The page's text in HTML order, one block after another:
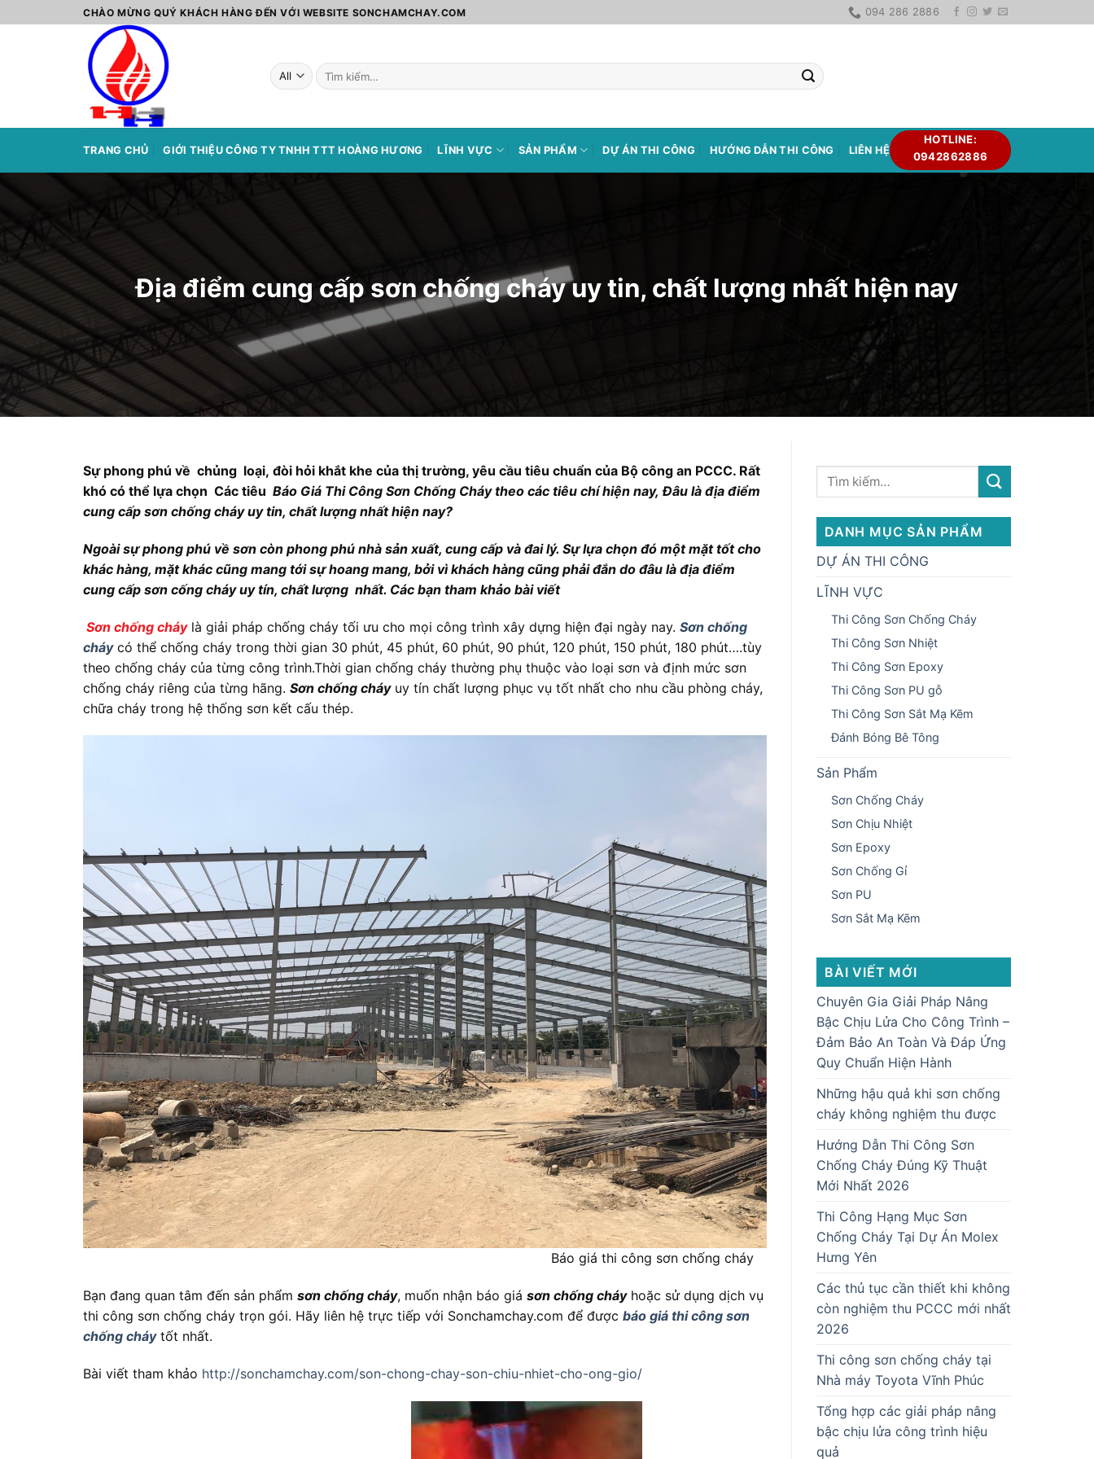
to
CHÀO MỪNG QUÝ KHÁCH HÀNG ĐẾN VỚI WEBSITE SONCHAMCHAY.COM 094 286 2886
Tìm
kiếm:
TRANG CHỦ GIỚI THIỆU CÔNG TY TNHH TTT HOÀNG HƯƠNG LĨNH VỰC SẢN PHẨM DỰ ÁN THI CÔNG HƯỚNG DẪN THI CÔNG LIÊN HỆ
HOTLINE:
0942862886
Địa điểm cung cấp sơn chống cháy uy tin, chất lượng nhất hiện nay
Sự phong phú về chủng loại, đòi hỏi khắt khe của thị trường, yêu cầu tiêu chuẩn của Bộ công an PCCC. Rất
khó có thể lựa chọn Các tiêu Báo Giá Thi Công Sơn Chống Cháy theo các tiêu chí hiện nay, Đâu là địa điểm
cung cấp sơn chống cháy uy tin, chất lượng nhất hiện nay?
Ngoài sự phong phú về sơn còn phong phú nhà sản xuất, cung cấp và đai lý. Sự lựa chọn đó một mặt tốt cho
khác hàng, mặt khác cũng mang tới sự hoang mang, bởi vì khách hàng cũng phải đắn do đâu là địa điểm
cung cấp sơn cống cháy uy tín, chất lượng nhất. Các bạn tham khảo bài viết
Sơn chống cháylà giải pháp chống cháy tối ưu cho mọi công trình xây dựng hiện đại ngày nay. Sơn chống
cháycó thể chống cháy trong thời gian 30 phút, 45 phút, 60 phút, 90 phút, 120 phút, 150 phút, 180 phút….tùy
theo chống cháy của từng công trình.Thời gian chống cháy thường phụ thuộc vào loại sơn và định mức sơn
chống cháy riêng của từng hãng. Sơn chống cháyuy tín chất lượng phục vụ tốt nhất cho nhu cầu phòng cháy,
chữa cháy trong hệ thống sơn kết cấu thép.
Báo giá thi công sơn chống cháy
Bạn đang quan tâm đến sản phẩm sơn chống cháy, muốn nhận báo giá sơn chống cháyhoặc sử dụng dịch vụ
thi công sơn chống cháy trọn gói. Hãy liên hệ trực tiếp với Sonchamchay.com để được báo giá thi công sơn
chống cháytốt nhất.
Bài viết tham khảo http://sonchamchay.com/son-chong-chay-son-chiu-nhiet-cho-ong-gio/
DANH MỤC SẢN PHẨM
DỰ ÁN THI CÔNG
LĨNH VỰC
Thi Công Sơn Chống Cháy
Thi Công Sơn Nhiệt
Thi Công Sơn Epoxy
Thi Công Sơn PU gỗ
Thi Công Sơn Sắt Mạ Kẽm
Đánh Bóng Bê Tông
Sản Phẩm
Sơn Chống Cháy
Sơn Chịu Nhiệt
Sơn Epoxy
Sơn Chống Gỉ
Sơn PU
Sơn Sắt Mạ Kẽm
BÀI VIẾT MỚI
Chuyên Gia Giải Pháp Nâng
Bậc Chịu Lửa Cho Công Trình –
Đảm Bảo An Toàn Và Đáp Ứng
Quy Chuẩn Hiện Hành
Những hậu quả khi sơn chống
cháy không nghiệm thu được
Hướng Dẫn Thi Công Sơn
Chống Cháy Đúng Kỹ Thuật
Mới Nhất 2026
Thi Công Hạng Mục Sơn
Chống Cháy Tại Dự Án Molex
Hưng Yên
Các thủ tục cần thiết khi không
còn nghiệm thu PCCC mới nhất
2026
Thi công sơn chống cháy tại
Nhà máy Toyota Vĩnh Phúc
Tổng hợp các giải pháp nâng
bậc chịu lửa công trình hiệu
quả